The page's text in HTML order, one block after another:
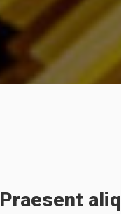
Justo
Praesent